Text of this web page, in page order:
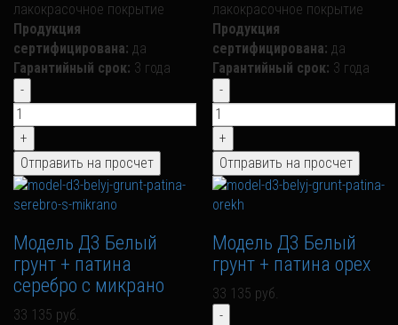
лакокрасочное покрытие
Продукция
сертифицирована: да
Гарантийный срок: 3 года
лакокрасочное покрытие
Продукция
сертифицирована: да
Гарантийный срок: 3 года
Модель Д3 Белый
грунт + патина
серебро с микрано
33 135 руб.
Модель Д3 Белый
грунт + патина орех
33 135 руб.